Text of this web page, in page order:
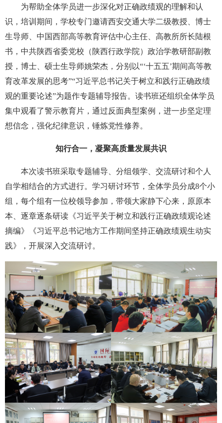
为帮助全体学员进一步深化对正确政绩观的理解和认
识，培训期间，学校专门邀请西安交通大学二级教授、博士
生导师、中国西部高等教育评估中心主任、高教所所长陆根
书，中共陕西省委党校（陕西行政学院）政治学教研部副教
授，博士、硕士生导师姚荣杰，分别以“‘十五五’期间高等教
育改革发展的思考”“习近平总书记关于树立和践行正确政绩
观的重要论述”为题作专题辅导报告。读书班还组织全体学员
集中观看了警示教育片，通过反面典型案例，进一步坚定理
想信念，强化纪律意识，锤炼党性修养。
知行合一，凝聚高质量发展共识
本次读书班采取专题辅导、分组领学、交流研讨和个人
自学相结合的方式进行。学习研讨环节，全体学员分成8个小
组，每个组有一位校领导参加，带领大家静下心来，原原本
本、逐章逐条研读《习近平关于树立和践行正确政绩观论述
摘编》《习近平总书记地方工作期间坚持正确政绩观生动实
践》，开展深入交流研讨。